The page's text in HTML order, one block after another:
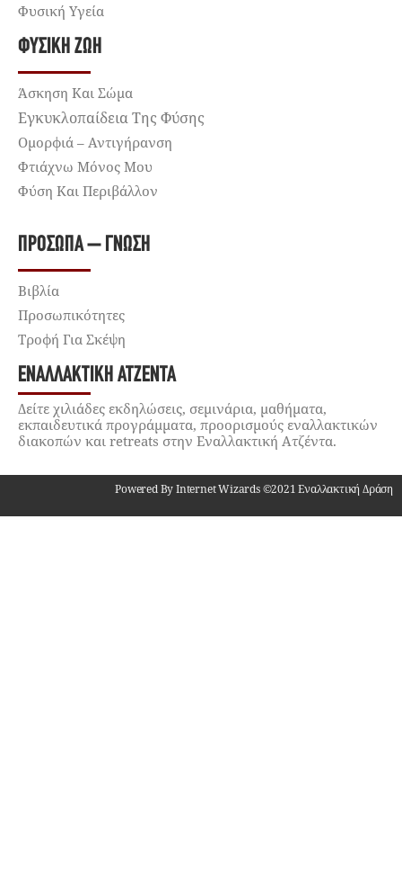
Φυσική Υγεία
ΦΥΣΙΚΉ ΖΩΉ
Άσκηση Και Σώμα
Εγκυκλοπαίδεια Της Φύσης
Ομορφιά – Αντιγήρανση
Φτιάχνω Μόνος Μου
Φύση Και Περιβάλλον
ΠΡΌΣΩΠΑ – ΓΝΏΣΗ
Βιβλία
Προσωπικότητες
Τροφή Για Σκέψη
ΕΝΑΛΛΑΚΤΙΚΉ ΑΤΖΈΝΤΑ
Δείτε χιλιάδες εκδηλώσεις, σεμινάρια, μαθήματα,
εκπαιδευτικά προγράμματα, προορισμούς εναλλακτικών
διακοπών και retreats στην Εναλλακτική Ατζέντα.
Powered By Internet Wizards ©2021 Εναλλακτική Δράση